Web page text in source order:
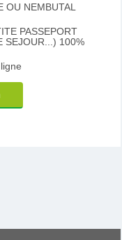
OU NEMBUTAL
PASSEPORT
SEJOUR...) 100%